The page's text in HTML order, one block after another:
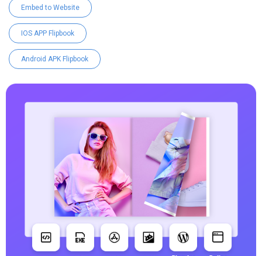
Embed to Website
IOS APP Flipbook
Android APK Flipbook